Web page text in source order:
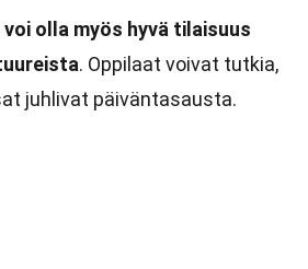
olla myös hyvä tilaisuus
. Oppilaat voivat tutkia,
juhlivat päiväntasausta.